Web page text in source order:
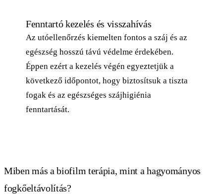
Fenntartó kezelés és visszahívás
Az utóellenőrzés kiemelten fontos a száj és az
egészség hosszú távú védelme érdekében.
Éppen ezért a kezelés végén egyeztetjük a
következő időpontot, hogy biztosítsuk a tiszta
fogak és az egészséges szájhigiénia
fenntartását.
Miben más a biofilm terápia, mint a hagyományos
fogkőeltávolítás?